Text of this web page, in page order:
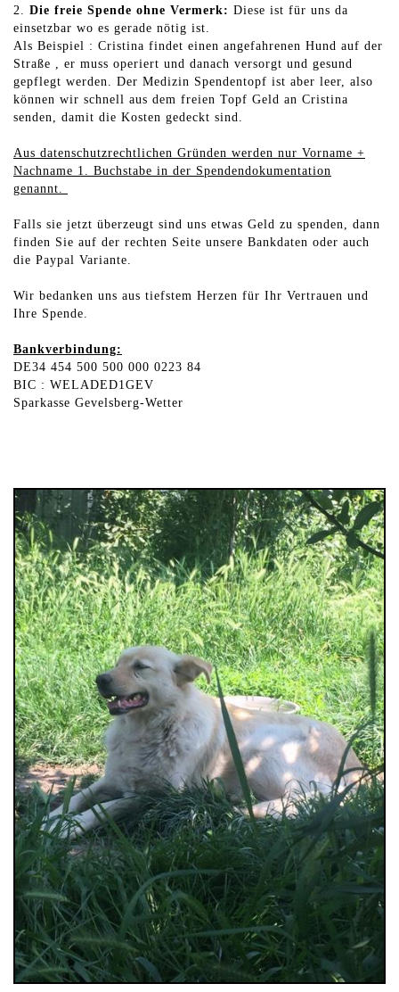
2. Die freie Spende ohne Vermerk: Diese ist für uns da
einsetzbar wo es gerade nötig ist.
Als Beispiel : Cristina findet einen angefahrenen Hund auf der
Straße , er muss operiert und danach versorgt und gesund
gepflegt werden. Der Medizin Spendentopf ist aber leer, also
können wir schnell aus dem freien Topf Geld an Cristina
senden, damit die Kosten gedeckt sind.
Aus datenschutzrechtlichen Gründen werden nur Vorname +
Nachname 1. Buchstabe in der Spendendokumentation
genannt.
Falls sie jetzt überzeugt sind uns etwas Geld zu spenden, dann
finden Sie auf der rechten Seite unsere Bankdaten oder auch
die Paypal Variante.
Wir bedanken uns aus tiefstem Herzen für Ihr Vertrauen und
Ihre Spende.
Bankverbindung:
DE34 454 500 500 000 0223 84
BIC : WELADED1GEV
Sparkasse Gevelsberg-Wetter